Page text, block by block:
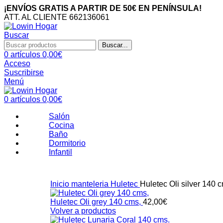
¡ENVÍOS GRATIS A PARTIR DE 50€ EN PENÍNSULA!
ATT. AL CLIENTE 662136061
Buscar
Buscar...
0 artículos 0,00€
Acceso
Suscribirse
Menú
0 artículos 0,00€
Salón
Cocina
Baño
Dormitorio
Infantil
Inicio manteleria Huletec Huletec Oli silver 140
Huletec Oli grey 140 cms, 42,00€
Volver a productos